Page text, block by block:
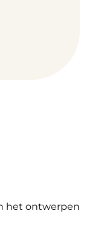
het ontwerpen